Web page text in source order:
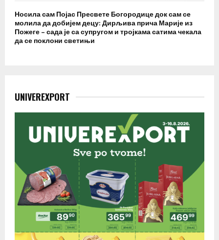
Носила сам Појас Пресвете Богородице док сам се
молила да добијем децу: Дирљива прича Марије из
Пожеге – сада је са супругом и тројкама сатима чекала
да се поклони светињи
UNIVEREXPORT